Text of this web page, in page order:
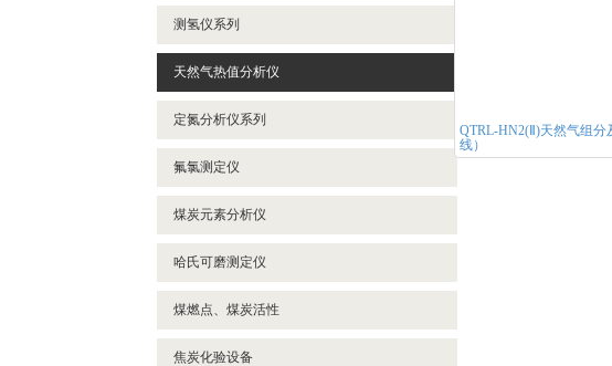
QTRL-HN2(Ⅱ)天然气组分
线）
测氢仪系列
天然气热值分析仪
定氮分析仪系列
氟氯测定仪
煤炭元素分析仪
哈氏可磨测定仪
煤燃点、煤炭活性
焦炭化验设备